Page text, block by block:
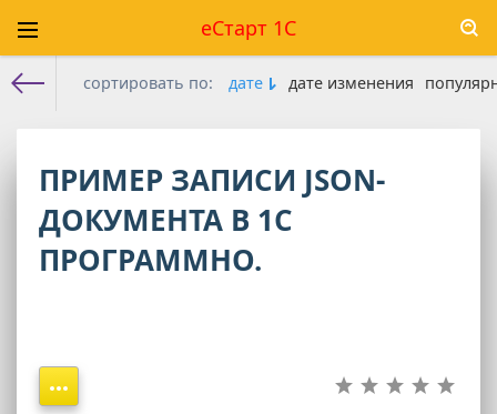
еСтарт 1С
сортировать по: дате дате изменения
ПРИМЕР ЗАПИСИ JSON-
ДОКУМЕНТА В 1С
ПРОГРАММНО.